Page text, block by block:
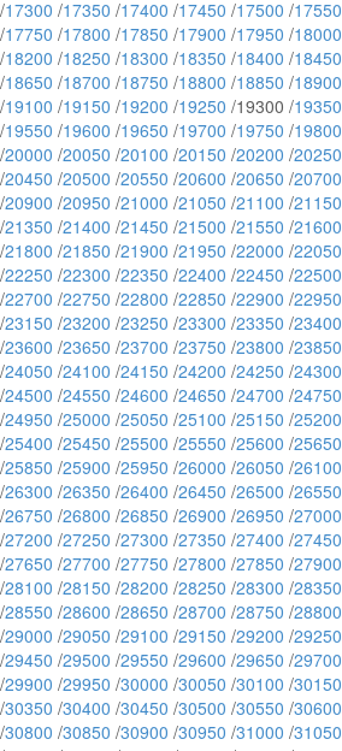
/17300 /17350 /17400 /17450 /17500 /17550
/17750 /17800 /17850 /17900 /17950 /18000
/18200 /18250 /18300 /18350 /18400 /18450
/18650 /18700 /18750 /18800 /18850 /18900
/19100 /19150 /19200 /19250 /19300 /19350
/19550 /19600 /19650 /19700 /19750 /19800
/20000 /20050 /20100 /20150 /20200 /20250
/20450 /20500 /20550 /20600 /20650 /20700
/20900 /20950 /21000 /21050 /21100 /21150
/21350 /21400 /21450 /21500 /21550 /21600
/21800 /21850 /21900 /21950 /22000 /22050
/22250 /22300 /22350 /22400 /22450 /22500
/22700 /22750 /22800 /22850 /22900 /22950
/23150 /23200 /23250 /23300 /23350 /23400
/23600 /23650 /23700 /23750 /23800 /23850
/24050 /24100 /24150 /24200 /24250 /24300
/24500 /24550 /24600 /24650 /24700 /24750
/24950 /25000 /25050 /25100 /25150 /25200
/25400 /25450 /25500 /25550 /25600 /25650
/25850 /25900 /25950 /26000 /26050 /26100
/26300 /26350 /26400 /26450 /26500 /26550
/26750 /26800 /26850 /26900 /26950 /27000
/27200 /27250 /27300 /27350 /27400 /27450
/27650 /27700 /27750 /27800 /27850 /27900
/28100 /28150 /28200 /28250 /28300 /28350
/28550 /28600 /28650 /28700 /28750 /28800
/29000 /29050 /29100 /29150 /29200 /29250
/29450 /29500 /29550 /29600 /29650 /29700
/29900 /29950 /30000 /30050 /30100 /30150
/30350 /30400 /30450 /30500 /30550 /30600
/30800 /30850 /30900 /30950 /31000 /31050